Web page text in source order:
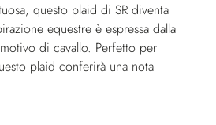
questo plaid di SR diventa
equestre è espressa dalla
di cavallo. Perfetto per
plaid conferirà una nota